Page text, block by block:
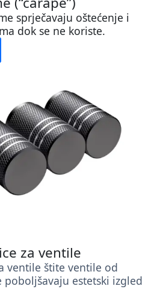
sprječavaju oštećenje i
dok se ne koriste.
za ventile
ventile štite ventile od
estetski izgled